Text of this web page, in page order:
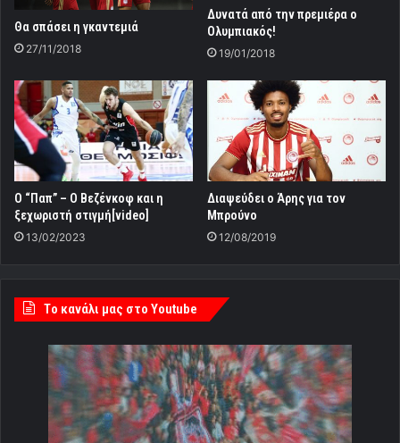
Θα σπάσει η γκαντεμιά
27/11/2018
Δυνατά από την πρεμιέρα ο
Ολυμπιακός!
19/01/2018
Ο “Παπ” – Ο Βεζένκοφ και η
ξεχωριστή στιγμή[video]
13/02/2023
Διαψεύδει ο Άρης για τον
Μπρούνο
12/08/2019
Tο κανάλι μας στο Youtube